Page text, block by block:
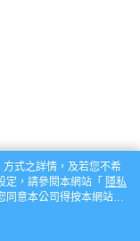
式之詳情，及若您不希
定，請參閱本網站「 隱私
同意本公司得按本網站使